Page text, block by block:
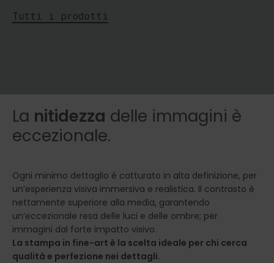
Tutti i prodotti
La nitidezza delle immagini è
eccezionale.
Ogni minimo dettaglio è catturato in alta definizione, per
un’esperienza visiva immersiva e realistica. Il contrasto è
nettamente superiore alla media, garantendo
un’eccezionale resa delle luci e delle ombre; per
immagini dal forte impatto visivo.
La stampa in fine-art è la scelta ideale per chi cerca
qualità e perfezione nei dettagli.